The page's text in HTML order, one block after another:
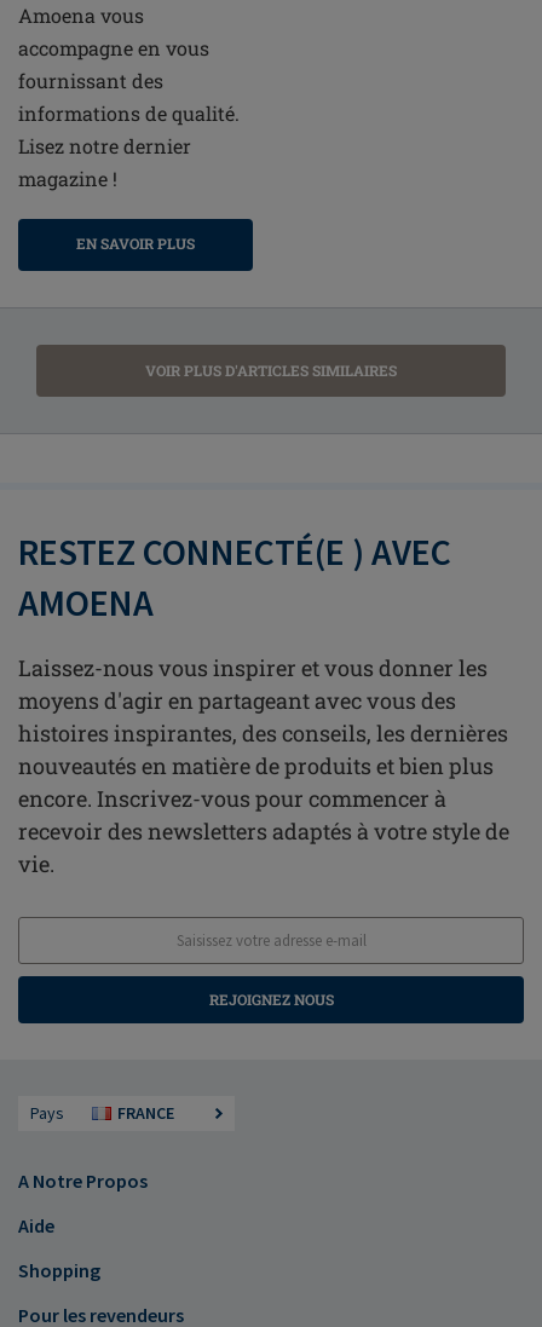
Amoena vous
accompagne en vous
fournissant des
informations de qualité.
Lisez notre dernier
magazine !
EN SAVOIR PLUS
VOIR PLUS D'ARTICLES SIMILAIRES
RESTEZ CONNECTÉ(E ) AVEC
AMOENA
Laissez-nous vous inspirer et vous donner les
moyens d'agir en partageant avec vous des
histoires inspirantes, des conseils, les dernières
nouveautés en matière de produits et bien plus
encore. Inscrivez-vous pour commencer à
recevoir des newsletters adaptés à votre style de
vie.
REJOIGNEZ NOUS
Pays FRANCE
A Notre Propos
Aide
Shopping
Pour les revendeurs